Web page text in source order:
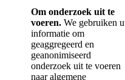
Om onderzoek uit te
voeren. We gebruiken
informatie om
geaggregeerd en
geanonimiseerd
onderzoek uit te voeren
naar algemene